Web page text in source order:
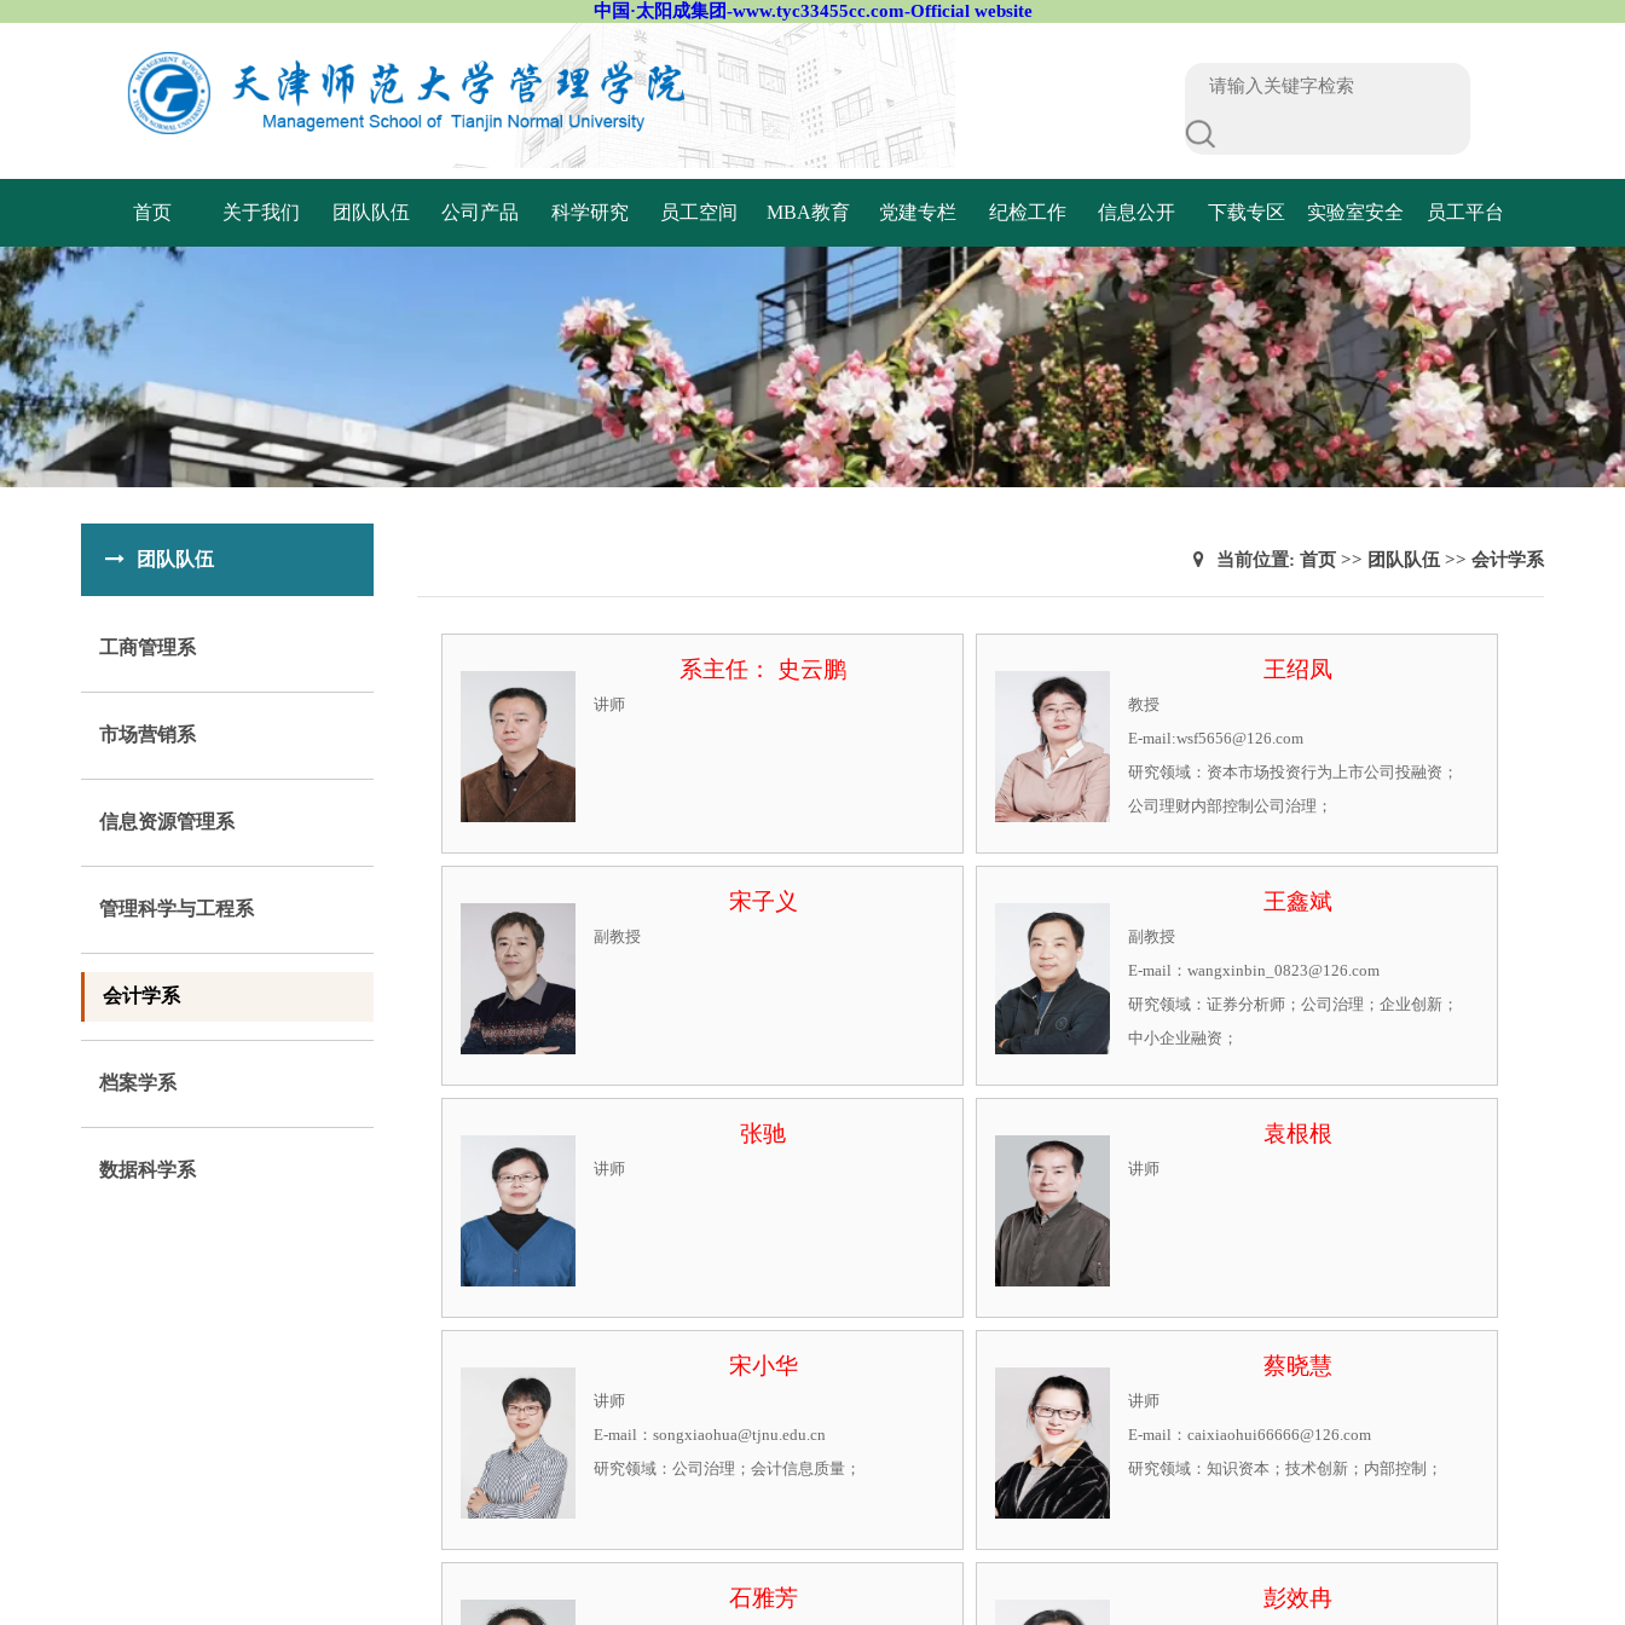
中国·太阳成集团-www.tyc33455cc.com-Official website
首页 关于我们 团队队伍 公司产品 科学研究 员工空间 MBA教育 党建专栏 纪检工作 信息公开 下载专区 实验室安全 员工平台
团队队伍
工商管理系
市场营销系
信息资源管理系
管理科学与工程系
会计学系
档案学系
数据科学系
当前位置: 首页>> 团队队伍 >> 会计学系
系主任： 史云鹏
讲师
王绍凤
教授
E-mail:wsf5656@126.com
研究领域：资本市场投资行为上市公司投融资；
公司理财内部控制公司治理；
宋子义
副教授
王鑫斌
副教授
E-mail：wangxinbin_0823@126.com
研究领域：证券分析师；公司治理；企业创新；
中小企业融资；
张驰
讲师
袁根根
讲师
宋小华
讲师
E-mail：songxiaohua@tjnu.edu.cn
研究领域：公司治理；会计信息质量；
蔡晓慧
讲师
E-mail：caixiaohui66666@126.com
研究领域：知识资本；技术创新；内部控制；
石雅芳 彭效冉